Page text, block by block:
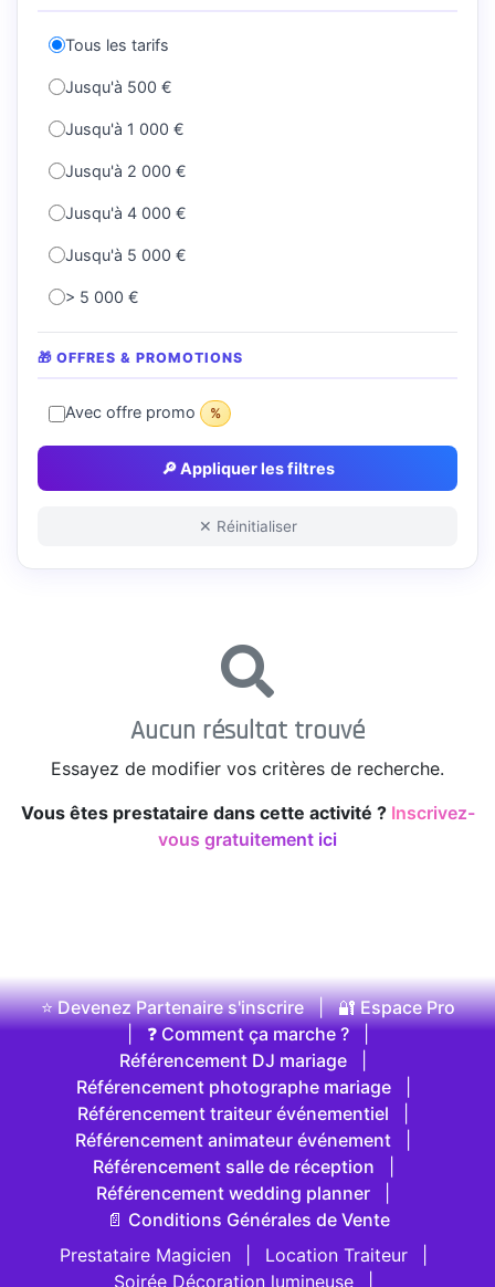
Tous les tarifs
Jusqu'à 500 €
Jusqu'à 1 000 €
Jusqu'à 2 000 €
Jusqu'à 4 000 €
Jusqu'à 5 000 €
> 5 000 €
🎁 OFFRES & PROMOTIONS
Avec offre promo %
🔎 Appliquer les filtres
✕ Réinitialiser
Aucun résultat trouvé
Essayez de modifier vos critères de recherche.
Vous êtes prestataire dans cette activité ? Inscrivez-
vous gratuitement ici
⭐ Devenez Partenaire s'inscrire |
🔐 Espace Pro
❓ Comment ça marche ?
Référencement DJ mariage
Référencement photographe mariage
Référencement traiteur événementiel
Référencement animateur événement
Référencement salle de réception
Référencement wedding planner
📄 Conditions Générales de Vente
Prestataire Magicien
Location Traiteur
Soirée Décoration lumineuse